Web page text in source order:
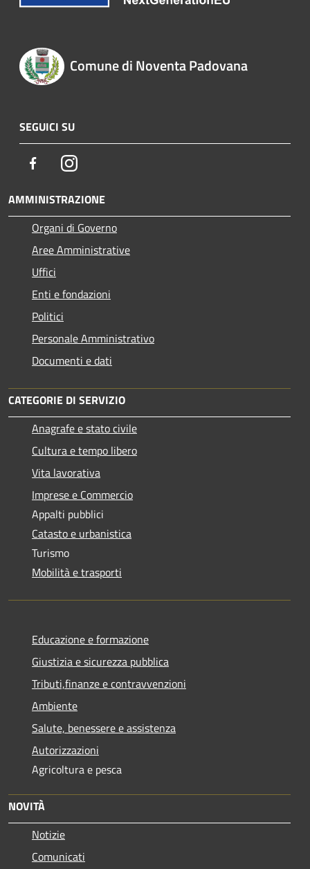
Comune di Noventa Padovana
SEGUICI SU
FacebookInstagram
AMMINISTRAZIONE
Organi di Governo
Aree Amministrative
Uffici
Enti e fondazioni
Politici
Personale Amministrativo
Documenti e dati
CATEGORIE DI SERVIZIO
Anagrafe e stato civile
Cultura e tempo libero
Vita lavorativa
Imprese e Commercio
Appalti pubblici
Catasto e urbanistica
Turismo
Mobilità e trasporti
Educazione e formazione
Giustizia e sicurezza pubblica
Tributi,finanze e contravvenzioni
Ambiente
Salute, benessere e assistenza
Autorizzazioni
Agricoltura e pesca
NOVITÀ
Notizie
Comunicati